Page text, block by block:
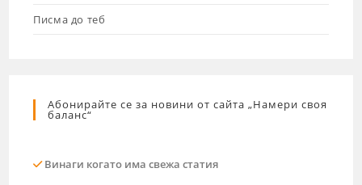
Писма до теб
Абонирайте се за новини от сайта „Намери своя
баланс“
Винаги когато има свежа статия